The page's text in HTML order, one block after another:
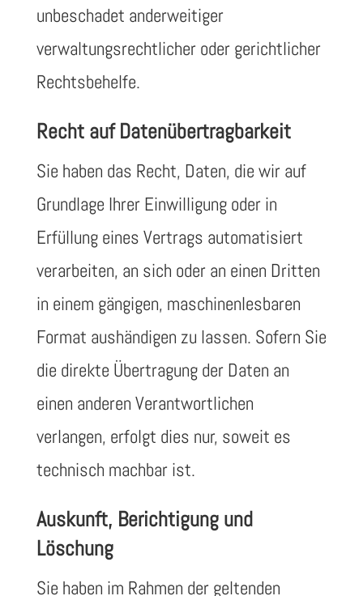
unbeschadet anderweitiger
verwaltungsrechtlicher oder gerichtlicher
Rechtsbehelfe.
Recht auf Daten­übertrag­barkeit
Sie haben das Recht, Daten, die wir auf
Grundlage Ihrer Einwilligung oder in
Erfüllung eines Vertrags automatisiert
verarbeiten, an sich oder an einen Dritten
in einem gängigen, maschinenlesbaren
Format aushändigen zu lassen. Sofern Sie
die direkte Übertragung der Daten an
einen anderen Verantwortlichen
verlangen, erfolgt dies nur, soweit es
technisch machbar ist.
Auskunft, Berichtigung und
Löschung
Sie haben im Rahmen der geltenden